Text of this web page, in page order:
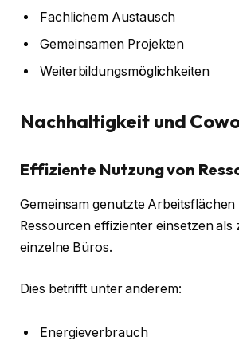
Fachlichem Austausch
Gemeinsamen Projekten
Weiterbildungsmöglichkeiten
Nachhaltigkeit und
Effiziente Nutzung von
Gemeinsam genutzte
Ressourcen effizienter einsetzen als
einzelne Büros.
Dies betrifft unter anderem:
Energieverbrauch